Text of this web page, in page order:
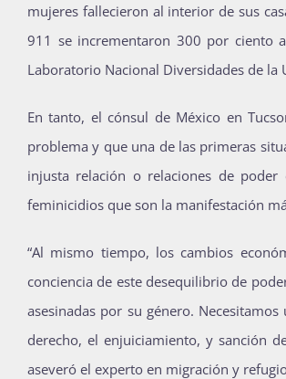
mujeres fallecieron al interior de sus
911 se incrementaron 300 por ciento
Laboratorio Nacional Diversidades de la
En tanto, el cónsul de México en
problema y que una de las primeras
injusta relación o relaciones de
feminicidios que son la manifestación
“Al mismo tiempo, los cambios
conciencia de este desequilibrio de
asesinadas por su género.
derecho, el enjuiciamiento, y sanción
aseveró el experto en migración y